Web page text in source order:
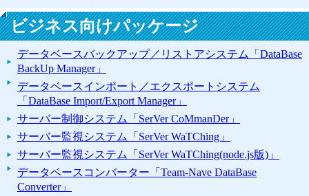
ビジネス向けパッケージ
データベースバックアップ／リストアシステム「DataBase
BackUp Manager」
データベースインポート／エクスポートシステム
「DataBase Import/Export Manager」
サーバー制御システム「SerVer CoMmanDer」
サーバー監視システム「SerVer WaTChing」
サーバー監視システム「SerVer WaTChing(node.js版)」
データベースコンバーター「Team-Nave DataBase
Converter」